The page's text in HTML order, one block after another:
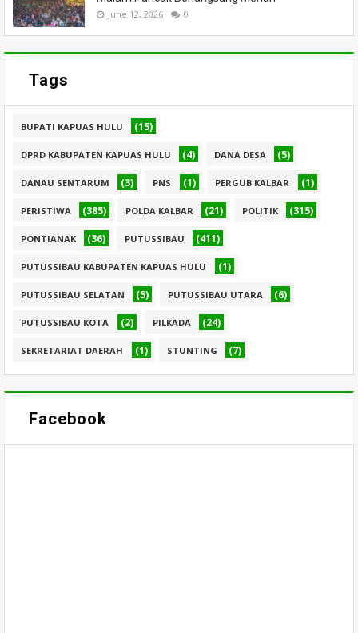
June 12, 2026 0
Tags
BUPATI KAPUAS HULU (15)
DPRD KABUPATEN KAPUAS HULU (4) DANA DESA (5)
DANAU SENTARUM (3) PNS (1) PERGUB KALBAR (1)
PERISTIWA (385) POLDA KALBAR (21) POLITIK (315)
PONTIANAK (36) PUTUSSIBAU (411)
PUTUSSIBAU KABUPATEN KAPUAS HULU (1)
PUTUSSIBAU SELATAN (5) PUTUSSIBAU UTARA (6)
PUTUSSIBAU KOTA (2) PILKADA (24)
SEKRETARIAT DAERAH (1) STUNTING (7)
Facebook